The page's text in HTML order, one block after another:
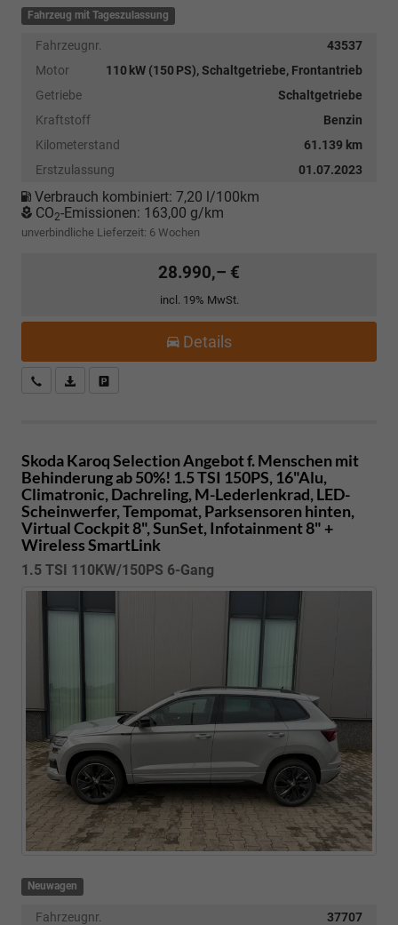
Fahrzeug mit Tageszulassung
Fahrzeugnr.
43537
Motor
110 kW (150 PS), Schaltgetriebe, Frontantrieb
Getriebe
Schaltgetriebe
Kraftstoff
Benzin
Kilometerstand
61.139 km
Erstzulassung
01.07.2023
Verbrauch kombiniert: 7,20 l/100km
CO2-Emissionen: 163,00 g/km
unverbindliche Lieferzeit: 6 Wochen
28.990,– €
incl. 19% MwSt.
Details
Kostenloser Rückruf-Service
PDF-Datei, Fahrzeugexposé drucken
Skoda KaroqSelection Angebot f. Menschen mit
Behinderung ab 50%! 1.5 TSI 150PS, 16"Alu,
Climatronic, Dachreling, M-Lederlenkrad, LED-
Scheinwerfer, Tempomat, Parksensoren hinten,
Virtual Cockpit 8", SunSet, Infotainment 8" +
Wireless SmartLink
1.5 TSI 110KW/150PS 6-Gang
Neuwagen
Fahrzeugnr.
37707